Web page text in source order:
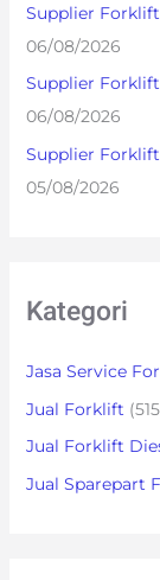
Supplier Forklift
06/08/2026
Supplier Forklift
06/08/2026
Supplier Forklift
05/08/2026
Kategori
Jasa Service
Jual Forklift
Jual Forklift
Jual Sparepart